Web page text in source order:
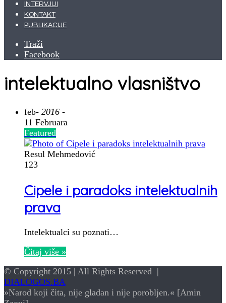
INTERVJUI
KONTAKT
PUBLIKACIJE
Traži
Facebook
intelektualno vlasništvo
feb- 2016 -
11 Februara
Featured
Resul Mehmedović
123
Cipele i paradoks intelektualnih
prava
Intelektualci su poznati…
Čitaj više »
© Copyright 2015 | All Rights Reserved |
DIALOGOS.BA
»Narod koji čita, nije gladan i nije porobljen.« [Amin